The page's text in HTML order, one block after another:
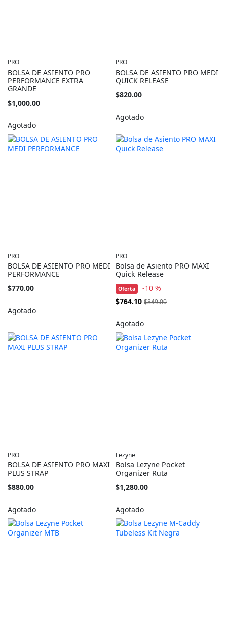
PRO
BOLSA DE ASIENTO PRO
PERFORMANCE EXTRA
GRANDE
$1,000.00
Agotado
PRO
BOLSA DE ASIENTO PRO MEDI
QUICK RELEASE
$820.00
Agotado
PRO
BOLSA DE ASIENTO PRO MEDI
PERFORMANCE
$770.00
Agotado
PRO
Bolsa de Asiento PRO MAXI
Quick Release
Oferta -10 %
Precio
$764.10 $849.00
Agotado
PRO
BOLSA DE ASIENTO PRO MAXI
PLUS STRAP
$880.00
Agotado
Lezyne
Bolsa Lezyne Pocket
Organizer Ruta
$1,280.00
Agotado